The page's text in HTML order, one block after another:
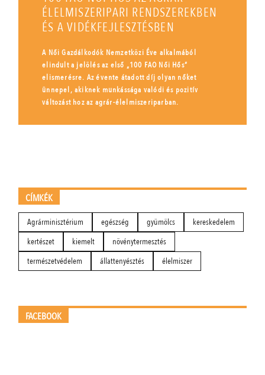
ÉLELMISZERIPARI RENDSZEREKBEN
ÉS A VIDÉKFEJLESZTÉSBEN
A Női Gazdálkodók Nemzetközi Éve alkalmából
elindult a jelölés az első „100 FAO Női Hős”
elismerésre. Az évente átadott díj olyan nőket
ünnepel, akiknek munkássága valódi és pozitív
változást hoz az agrár-élelmiszeriparban.
CÍMKÉK
Agrárminisztérium egészség gyümölcs
kereskedelem
kertészet
kiemelt
növénytermesztés
természetvédelem
állattenyésztés élelmiszer
FACEBOOK